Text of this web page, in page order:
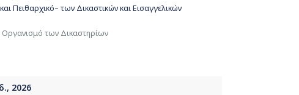
Πειθαρχικό– των Δικαστικών και Εισαγγελικών
Οργανισμό των Δικαστηρίων
2026